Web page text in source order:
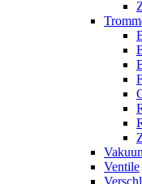
Ventile